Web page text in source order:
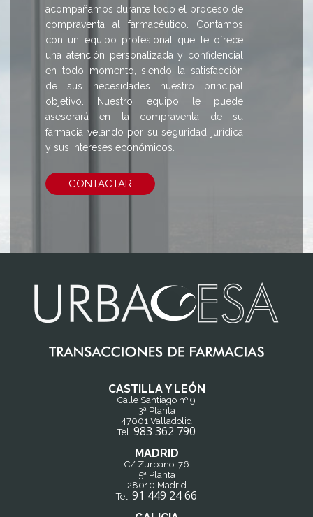
acompañamos durante todo el proceso de
compraventa al farmacéutico. Contamos
con un equipo profesional que le ofrece
una atención personalizada y confidencial
en todo momento, siendo la satisfacción
de sus necesidades nuestro principal
objetivo. Nuestro equipo le puede
asesorará en la compraventa de su
farmacia velando por su seguridad jurídica
y sus intereses económicos.
CONTACTAR
CASTILLA Y LEÓN
Calle Santiago nº 9
3ª Planta
47001 Valladolid
Tel. 983 362 790
MADRID
C/ Zurbano, 76
5ª Planta
28010 Madrid
Tel. 91 449 24 66